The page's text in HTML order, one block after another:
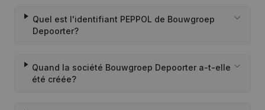
Quel est l'identifiant PEPPOL de Bouwgroep
Depoorter?
Quand la société Bouwgroep Depoorter a-t-elle
été créée?